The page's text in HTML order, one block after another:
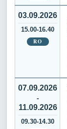
03.09.2026
15.00-16.40
RO
07.09.2026
-
11.09.2026
09.30-14.30